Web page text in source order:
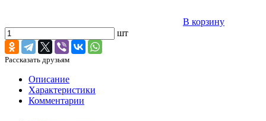
В корзину
шт
Рассказать друзьям
Описание
Характеристики
Комментарии